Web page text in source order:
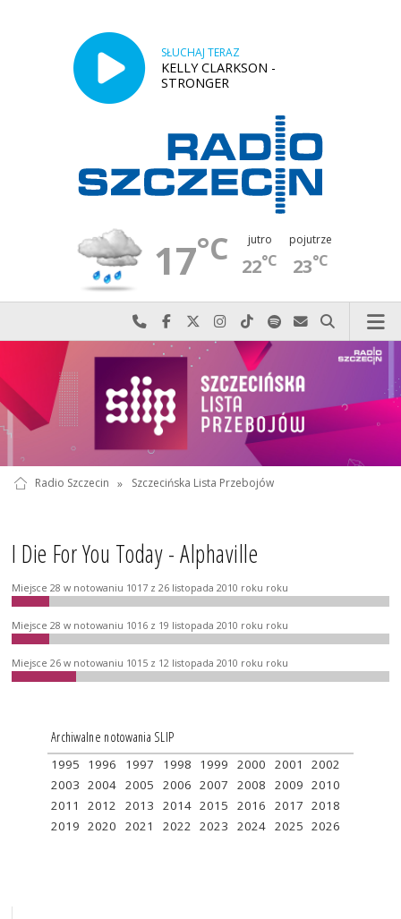
SŁUCHAJ TERAZ
KELLY CLARKSON -
STRONGER
17°C jutro
22°C
pojutrze
23°C
Najlepiej po prostu do nas zadzwoń
Odwiedź nas na Facebook-u
Odwiedź nas na X
Odwiedź nas na Instagram-ie
Odwiedź nas na TikTok-u
Szukaj nas na Spotify
Wyślij do nas
Szukaj
Radio Szczecin » Szczecińska Lista Przebojów
I Die For You Today - Alphaville
Miejsce 28 w notowaniu 1017 z 26 listopada 2010 roku roku
Miejsce 28 w notowaniu 1016 z 19 listopada 2010 roku roku
Miejsce 26 w notowaniu 1015 z 12 listopada 2010 roku roku
Archiwalne notowania SLIP
1995 1996 1997 1998 1999 2000 2001
2002
2003 2004 2005 2006 2007 2008 2009 2010
2011
2012 2013 2014 2015 2016 2017 2018
2019 2020 2021 2022 2023 2024 2025 2026